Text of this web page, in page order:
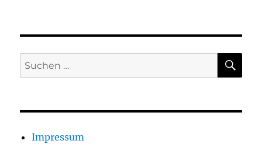
Suchen
nach:
Impressum